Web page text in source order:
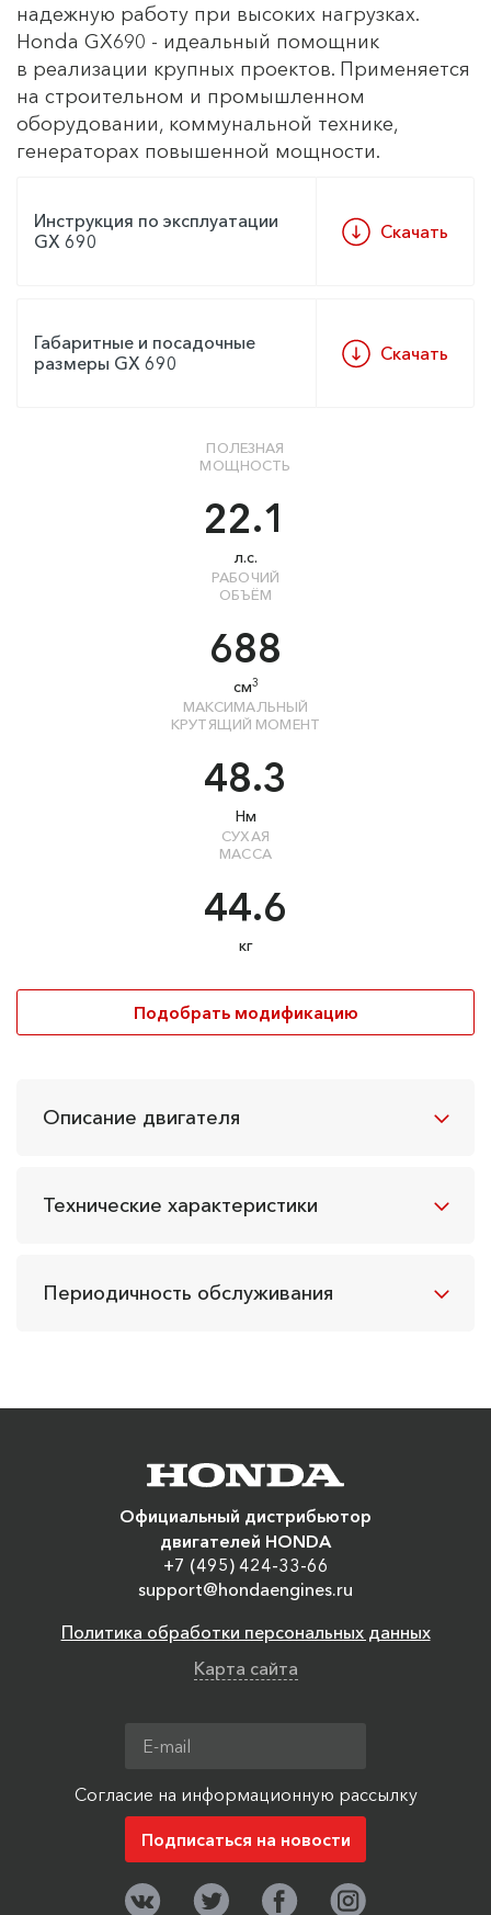
надежную работу при высоких нагрузках.
Honda GX690 - идеальный помощник
в реализации крупных проектов. Применяется
на строительном и промышленном
оборудовании, коммунальной технике,
генераторах повышенной мощности.
Инструкция по эксплуатации
GX 690
Скачать
Габаритные и посадочные
размеры GX 690
Скачать
ПОЛЕЗНАЯ
МОЩНОСТЬ
22.1
л.с.
РАБОЧИЙ
ОБЪЁМ
688
см3
МАКСИМАЛЬНЫЙ
КРУТЯЩИЙ МОМЕНТ
48.3
Нм
СУХАЯ
МАССА
44.6
кг
Подобрать модификацию
Описание двигателя
Технические характеристики
Периодичность обслуживания
Официальный дистрибьютор
двигателей HONDA
+7 (495) 424-33-66
support@hondaengines.ru
Политика обработки персональных данных
Карта сайта
Согласие на информационную рассылку